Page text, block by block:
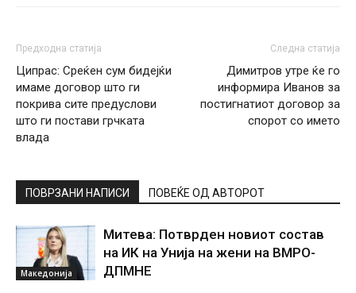
Предходна статија
Ципрас: Среќен сум бидејќи
имаме договор што ги
покрива сите предуслови
што ги постави грчката
влада
Следна статија
Димитров утре ќе го
информира Иванов за
постигнатиот договор за
спорот со името
ПОВРЗАНИ НАПИСИ ПОВЕЌЕ ОД АВТОРОТ
Македонија
Митева: Потврден новиот состав
на ИК на Унија на жени на ВМРО-
ДПМНЕ